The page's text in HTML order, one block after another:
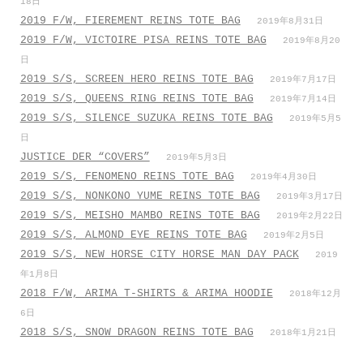
2019 F/W, FIEREMENT REINS TOTE BAG 2019年8月31日
2019 F/W, VICTOIRE PISA REINS TOTE BAG
2019年8月20
日
2019 S/S, SCREEN HERO REINS TOTE BAG 2019年7月17日
2019 S/S, QUEENS RING REINS TOTE BAG 2019年7月14日
2019 S/S, SILENCE SUZUKA REINS TOTE BAG
2019年5月5
日
JUSTICE DER “COVERS” 2019年5月3日
2019 S/S, FENOMENO REINS TOTE BAG 2019年4月30日
2019 S/S, NONKONO YUME REINS TOTE BAG 2019年3月17日
2019 S/S, MEISHO MAMBO REINS TOTE BAG 2019年2月22日
2019 S/S, ALMOND EYE REINS TOTE BAG 2019年2月5日
2019 S/S, NEW HORSE CITY HORSE MAN DAY PACK
2019
年1月8日
2018 F/W, ARIMA T-SHIRTS & ARIMA HOODIE
2018年12月
6日
2018 S/S, SNOW DRAGON REINS TOTE BAG 2018年1月21日